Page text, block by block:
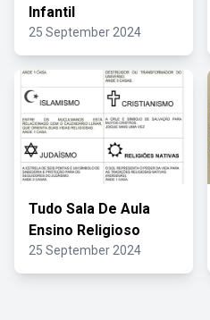
Infantil
25 September 2024
Tudo Sala De Aula
Ensino Religioso
25 September 2024